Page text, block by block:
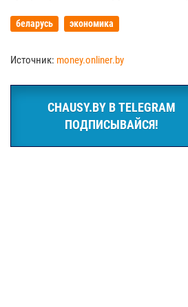
беларусь экономика
Источник: money.onliner.by
CHAUSY.BY В TELEGRAM
ПОДПИСЫВАЙСЯ!